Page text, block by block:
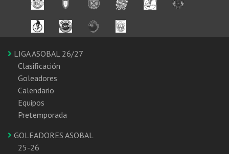
LIGA ASOBAL 26/27
Clasificación
Goleadores
Calendario
Equipos
Pretemporada
GOLEADORES ASOBAL
25-26